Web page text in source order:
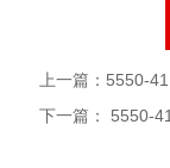
上一篇： 5550-
下一篇： 5550-